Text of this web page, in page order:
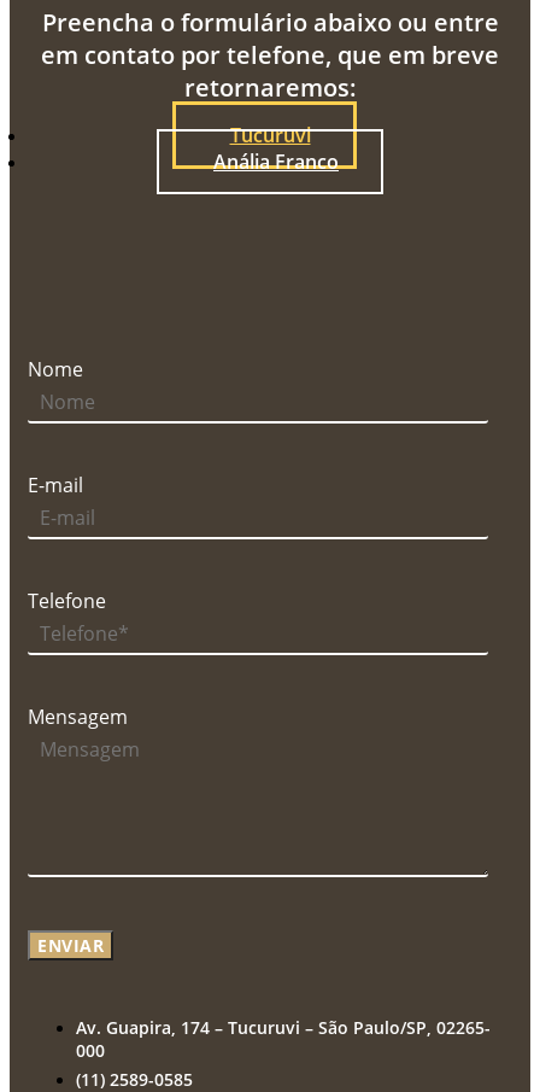
Preencha o formulário abaixo ou entre
em contato por telefone, que em breve
retornaremos:
Tucuruvi
Anália Franco
Nome
E-mail
Telefone
Mensagem
ENVIAR
Av. Guapira, 174 – Tucuruvi – São Paulo/SP, 02265-
000
(11) 2589-0585